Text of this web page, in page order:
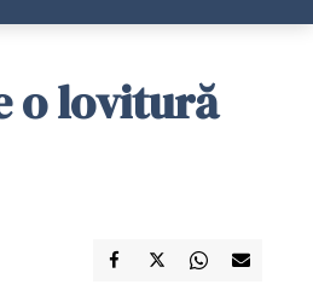
o lovitură